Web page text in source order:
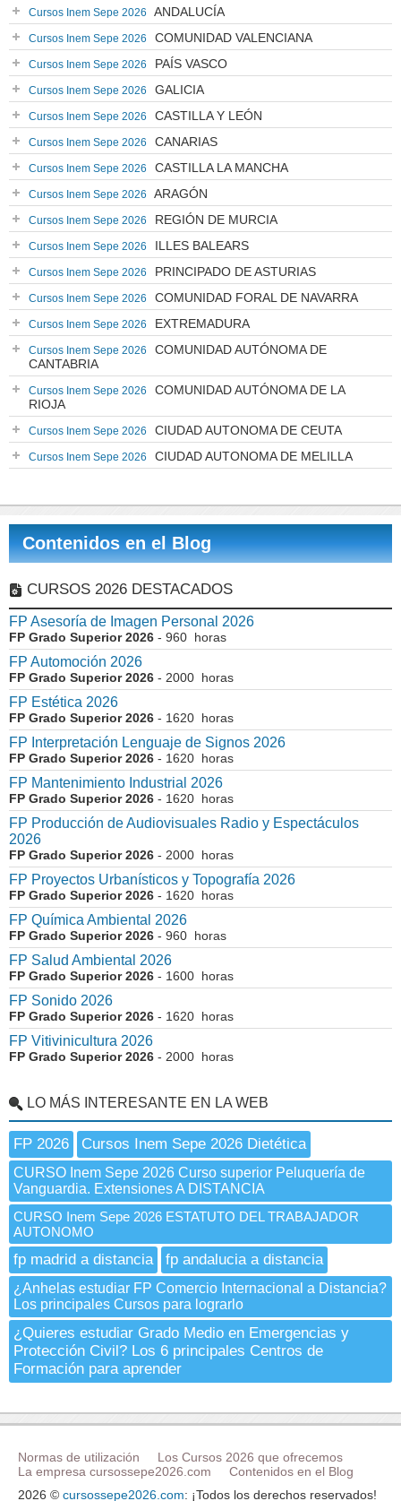
Cursos Inem Sepe 2026 ANDALUCÍA
Cursos Inem Sepe 2026 COMUNIDAD VALENCIANA
Cursos Inem Sepe 2026 PAÍS VASCO
Cursos Inem Sepe 2026 GALICIA
Cursos Inem Sepe 2026 CASTILLA Y LEÓN
Cursos Inem Sepe 2026 CANARIAS
Cursos Inem Sepe 2026 CASTILLA LA MANCHA
Cursos Inem Sepe 2026 ARAGÓN
Cursos Inem Sepe 2026 REGIÓN DE MURCIA
Cursos Inem Sepe 2026 ILLES BALEARS
Cursos Inem Sepe 2026 PRINCIPADO DE ASTURIAS
Cursos Inem Sepe 2026 COMUNIDAD FORAL DE NAVARRA
Cursos Inem Sepe 2026 EXTREMADURA
Cursos Inem Sepe 2026
COMUNIDAD AUTÓNOMA DE
CANTABRIA
Cursos Inem Sepe 2026
COMUNIDAD AUTÓNOMA DE LA
RIOJA
Cursos Inem Sepe 2026 CIUDAD AUTONOMA DE CEUTA
Cursos Inem Sepe 2026 CIUDAD AUTONOMA DE MELILLA
Contenidos en el Blog
CURSOS 2026 DESTACADOS
FP Asesoría de Imagen Personal 2026
FP Grado Superior 2026 - 960 horas
FP Automoción 2026
FP Grado Superior 2026 - 2000 horas
FP Estética 2026
FP Grado Superior 2026 - 1620 horas
FP Interpretación Lenguaje de Signos 2026
FP Grado Superior 2026 - 1620 horas
FP Mantenimiento Industrial 2026
FP Grado Superior 2026 - 1620 horas
FP Producción de Audiovisuales Radio y Espectáculos
2026
FP Grado Superior 2026 - 2000 horas
FP Proyectos Urbanísticos y Topografía 2026
FP Grado Superior 2026 - 1620 horas
FP Química Ambiental 2026
FP Grado Superior 2026 - 960 horas
FP Salud Ambiental 2026
FP Grado Superior 2026 - 1600 horas
FP Sonido 2026
FP Grado Superior 2026 - 1620 horas
FP Vitivinicultura 2026
FP Grado Superior 2026 - 2000 horas
LO MÁS INTERESANTE EN LA WEB
FP 2026 Cursos Inem Sepe 2026 Dietética
CURSO Inem Sepe 2026 Curso superior Peluquería de
Vanguardia. Extensiones A DISTANCIA
CURSO Inem Sepe 2026 ESTATUTO DEL TRABAJADOR
AUTONOMO
fp madrid a distancia fp andalucia a distancia
¿Anhelas estudiar FP Comercio Internacional a Distancia?
Los principales Cursos para lograrlo
¿Quieres estudiar Grado Medio en Emergencias y
Protección Civil? Los 6 principales Centros de
Formación para aprender
Normas de utilización
Los Cursos 2026 que ofrecemos
La empresa cursossepe2026.com
Contenidos en el Blog
2026 © cursossepe2026.com: ¡Todos los derechos reservados!